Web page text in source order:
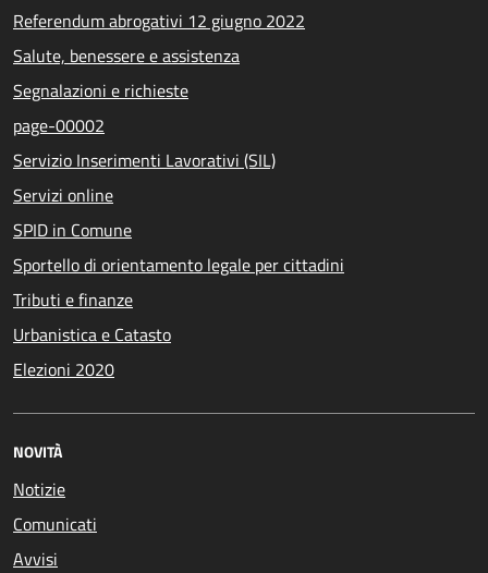
Referendum abrogativi 12 giugno 2022
Salute, benessere e assistenza
Segnalazioni e richieste
page-00002
Servizio Inserimenti Lavorativi (SIL)
Servizi online
SPID in Comune
Sportello di orientamento legale per cittadini
Tributi e finanze
Urbanistica e Catasto
Elezioni 2020
NOVITÀ
Notizie
Comunicati
Avvisi